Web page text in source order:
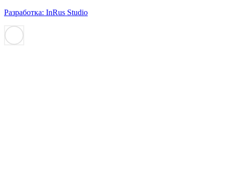
Разработка: InRus Studio